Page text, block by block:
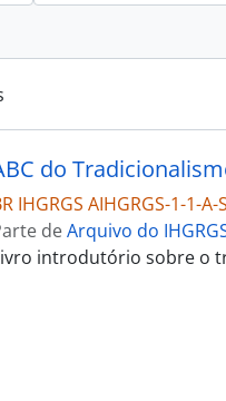
do
IHGRGS AIHGRGS-1-1-A-
deArquivo do
introdutório sobre o